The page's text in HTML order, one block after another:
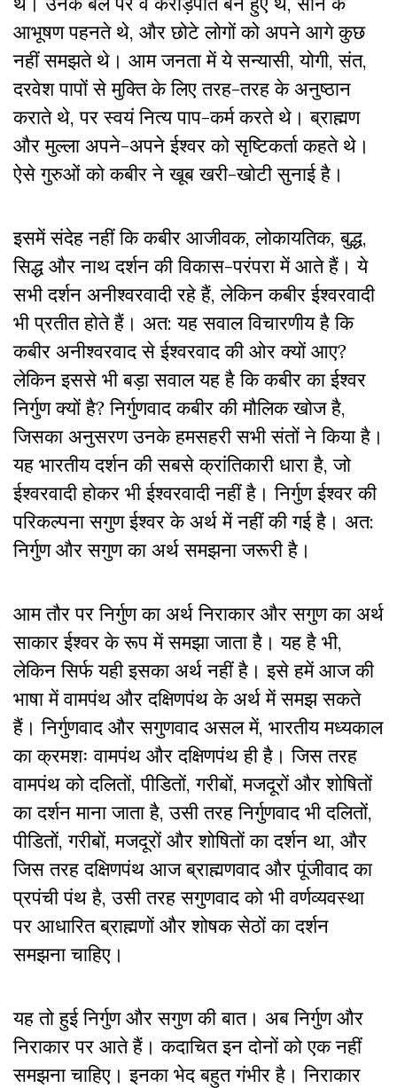
आभूषण पहनते थे, और छोटे लोगों को अपने आगे कुछ
नहीं समझते थे। आम जनता में ये सन्यासी, योगी, संत,
दरवेश पापों से मुक्ति के लिए तरह-तरह के अनुष्ठान
कराते थे, पर स्वयं नित्य पाप-कर्म करते थे। ब्राह्मण
और मुल्ला अपने-अपने ईश्वर को सृष्टिकर्ता कहते थे।
ऐसे गुरुओं को कबीर ने खूब खरी-खोटी सुनाई है।
इसमें संदेह नहीं कि कबीर आजीवक, लोकायतिक, बुद्ध,
सिद्ध और नाथ दर्शन की विकास-परंपरा में आते हैं। ये
सभी दर्शन अनीश्वरवादी रहे हैं, लेकिन कबीर ईश्वरवादी
भी प्रतीत होते हैं। अत: यह सवाल विचारणीय है कि
कबीर अनीश्वरवाद से ईश्वरवाद की ओर क्यों आए?
लेकिन इससे भी बड़ा सवाल यह है कि कबीर का ईश्वर
निर्गुण क्यों है? निर्गुणवाद कबीर की मौलिक खोज है,
जिसका अनुसरण उनके हमसहरी सभी संतों ने किया है।
यह भारतीय दर्शन की सबसे क्रांतिकारी धारा है, जो
ईश्वरवादी होकर भी ईश्वरवादी नहीं है। निर्गुण ईश्वर की
परिकल्पना सगुण ईश्वर के अर्थ में नहीं की गई है। अत:
निर्गुण और सगुण का अर्थ समझना जरूरी है।
आम तौर पर निर्गुण का अर्थ निराकार और सगुण का अर्थ
साकार ईश्वर के रूप में समझा जाता है। यह है भी,
लेकिन सिर्फ यही इसका अर्थ नहीं है। इसे हमें आज की
भाषा में वामपंथ और दक्षिणपंथ के अर्थ में समझ सकते
हैं। निर्गुणवाद और सगुणवाद असल में, भारतीय मध्यकाल
का क्रमशः वामपंथ और दक्षिणपंथ ही है। जिस तरह
वामपंथ को दलितों, पीडितों, गरीबों, मजदूरों और शोषितों
का दर्शन माना जाता है, उसी तरह निर्गुणवाद भी दलितों,
पीडितों, गरीबों, मजदूरों और शोषितों का दर्शन था, और
जिस तरह दक्षिणपंथ आज ब्राह्मणवाद और पूंजीवाद का
प्रपंची पंथ है, उसी तरह सगुणवाद को भी वर्णव्यवस्था
पर आधारित ब्राह्मणों और शोषक सेठों का दर्शन
समझना चाहिए।
यह तो हुई निर्गुण और सगुण की बात। अब निर्गुण और
निराकार पर आते हैं। कदाचित इन दोनों को एक नहीं
समझना चाहिए। इनका भेद बहुत गंभीर है। निराकार